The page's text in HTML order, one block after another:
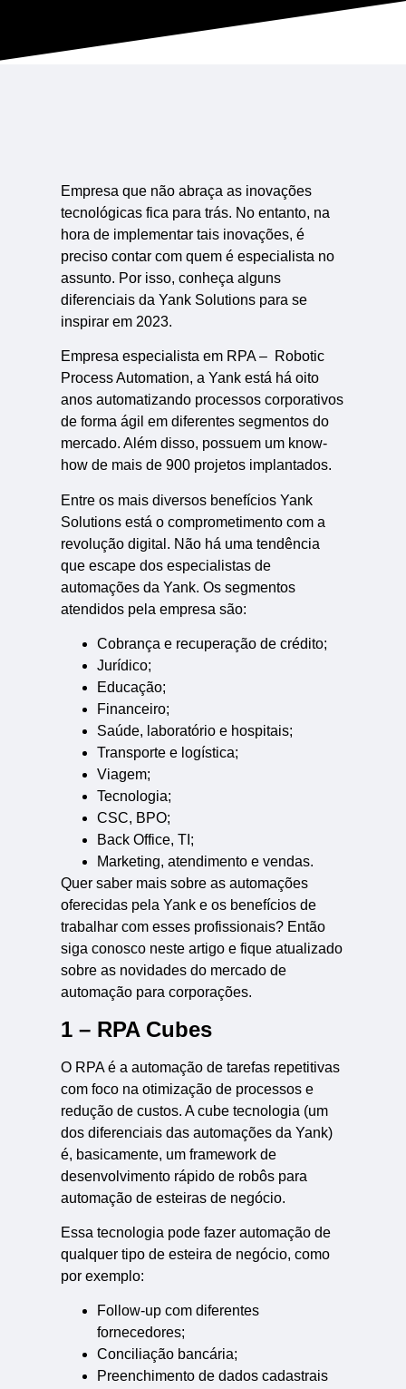
Empresa que não abraça as inovações
tecnológicas fica para trás. No entanto, na
hora de implementar tais inovações, é
preciso contar com quem é especialista no
assunto. Por isso, conheça alguns
diferenciais da Yank Solutions para se
inspirar em 2023.
Empresa especialista em RPA – Robotic
Process Automation, a Yank está há oito
anos automatizando processos corporativos
de forma ágil em diferentes segmentos do
mercado. Além disso, possuem um know-
how de mais de 900 projetos implantados.
Entre os mais diversos benefícios Yank
Solutions está o comprometimento com a
revolução digital. Não há uma tendência
que escape dos especialistas de
automações da Yank. Os segmentos
atendidos pela empresa são:
Cobrança e recuperação de crédito;
Jurídico;
Educação;
Financeiro;
Saúde, laboratório e hospitais;
Transporte e logística;
Viagem;
Tecnologia;
CSC, BPO;
Back Office, TI;
Marketing, atendimento e vendas.
Quer saber mais sobre as automações
oferecidas pela Yank e os benefícios de
trabalhar com esses profissionais? Então
siga conosco neste artigo e fique atualizado
sobre as novidades do mercado de
automação para corporações.
1 – RPA Cubes
O RPA é a automação de tarefas repetitivas
com foco na otimização de processos e
redução de custos. A cube tecnologia (um
dos diferenciais das automações da Yank)
é, basicamente, um framework de
desenvolvimento rápido de robôs para
automação de esteiras de negócio.
Essa tecnologia pode fazer automação de
qualquer tipo de esteira de negócio, como
por exemplo:
Follow-up com diferentes
fornecedores;
Conciliação bancária;
Preenchimento de dados cadastrais